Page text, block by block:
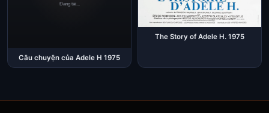
Câu chuyện của Adele H 1975
The Story of Adele H. 1975